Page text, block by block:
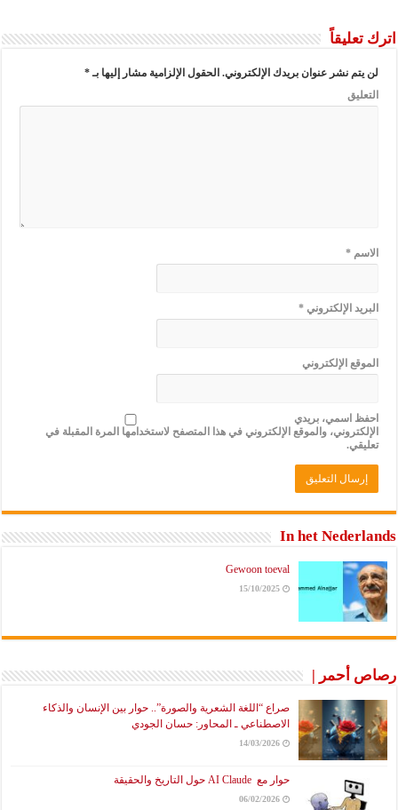
اترك تعليقاً
لن يتم نشر عنوان بريدك الإلكتروني. الحقول الإلزامية مشار إليها بـ*
التعليق
الاسم*
البريد الإلكتروني*
الموقع الإلكتروني
احفظ اسمي، بريدي
الإلكتروني، والموقع الإلكتروني في هذا المتصفح لاستخدامها المرة المقبلة في
تعليقي.
In het Nederlands
Gewoon toeval
15/10/2025
رصاص أحمر |
صراع “اللغة الشعرية والصورة”.. حوار بين الإنسان والذكاء
الاصطناعي ـ المحاور: حسان الجودي
14/03/2026
حوار مع AI Claude حول التاريخ والحقيقة
06/02/2026